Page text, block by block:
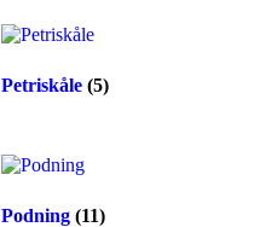
Petriskåle (5)
Podning (11)